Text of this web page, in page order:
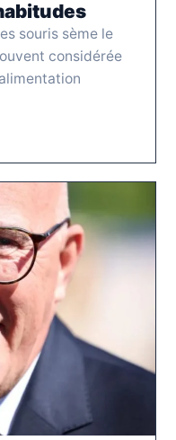
souris sème le
considérée